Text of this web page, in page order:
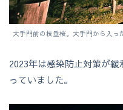
大手門前の枝垂桜。大手門から入っ
2023年は感染防止対策が
っていました。